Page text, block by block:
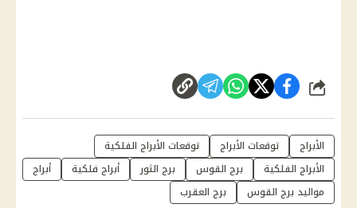
شارك
الأبراج توقعات الأبراج
توقعات الأبراج الفلكية
الأبراج الفلكية
برج القوس برج الثور أبراج فلكية
أبراج
مواليد برج القوس
برج العقرب